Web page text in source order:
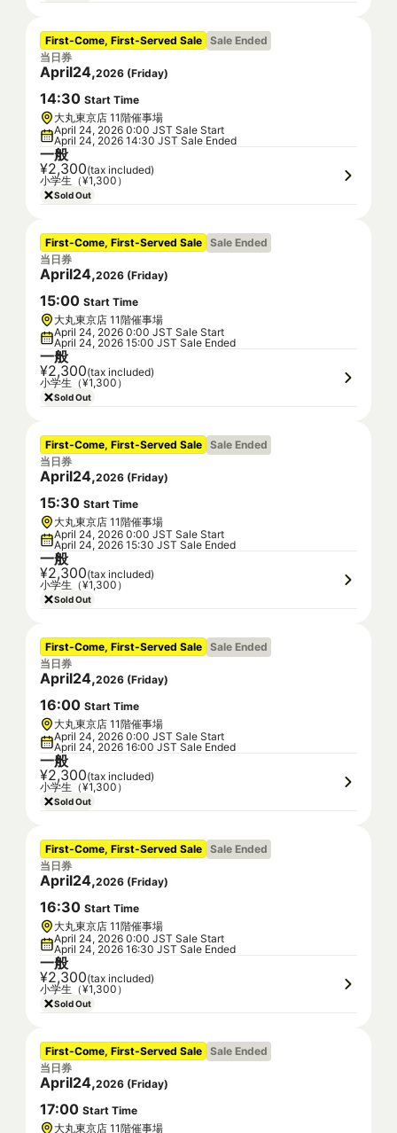
First-Come, First-Served Sale Sale Ended
当日券
April24,2026 (Friday)
14:30 Start Time
大丸東京店 11階催事場
April 24, 2026 0:00 JST Sale Start
April 24, 2026 14:30 JST Sale Ended
一般
¥2,300(tax included)
小学生（¥1,300）
Sold Out
First-Come, First-Served Sale Sale Ended
当日券
April24,2026 (Friday)
15:00 Start Time
大丸東京店 11階催事場
April 24, 2026 0:00 JST Sale Start
April 24, 2026 15:00 JST Sale Ended
一般
¥2,300(tax included)
小学生（¥1,300）
Sold Out
First-Come, First-Served Sale Sale Ended
当日券
April24,2026 (Friday)
15:30 Start Time
大丸東京店 11階催事場
April 24, 2026 0:00 JST Sale Start
April 24, 2026 15:30 JST Sale Ended
一般
¥2,300(tax included)
小学生（¥1,300）
Sold Out
First-Come, First-Served Sale Sale Ended
当日券
April24,2026 (Friday)
16:00 Start Time
大丸東京店 11階催事場
April 24, 2026 0:00 JST Sale Start
April 24, 2026 16:00 JST Sale Ended
一般
¥2,300(tax included)
小学生（¥1,300）
Sold Out
First-Come, First-Served Sale Sale Ended
当日券
April24,2026 (Friday)
16:30 Start Time
大丸東京店 11階催事場
April 24, 2026 0:00 JST Sale Start
April 24, 2026 16:30 JST Sale Ended
一般
¥2,300(tax included)
小学生（¥1,300）
Sold Out
First-Come, First-Served Sale Sale Ended
当日券
April24,2026 (Friday)
17:00 Start Time
大丸東京店 11階催事場